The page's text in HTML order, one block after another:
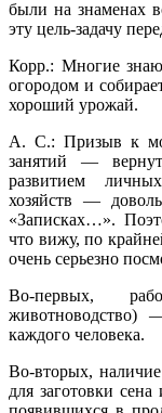
были на знаменах
эту цель-задачу
Корр.: Многие
огородом и
хороший урожай.
А. С.: Призыв к
занятий —
развитием
хозяйств —
«Записках…».
что вижу, по
очень серьезно
Во-первых,
животноводство)
каждого человека.
Во-вторых,
для заготовки